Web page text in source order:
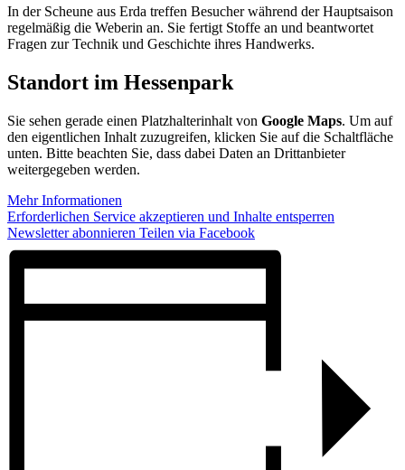
In der Scheune aus Erda treffen Besucher während der Hauptsaison
regelmäßig die Weberin an. Sie fertigt Stoffe an und beantwortet
Fragen zur Technik und Geschichte ihres Handwerks.
Standort im Hessenpark
Sie sehen gerade einen Platzhalterinhalt von Google Maps. Um auf
den eigentlichen Inhalt zuzugreifen, klicken Sie auf die Schaltfläche
unten. Bitte beachten Sie, dass dabei Daten an Drittanbieter
weitergegeben werden.
Mehr Informationen
Erforderlichen Service akzeptieren und Inhalte entsperren
Newsletter abonnieren Teilen via Facebook